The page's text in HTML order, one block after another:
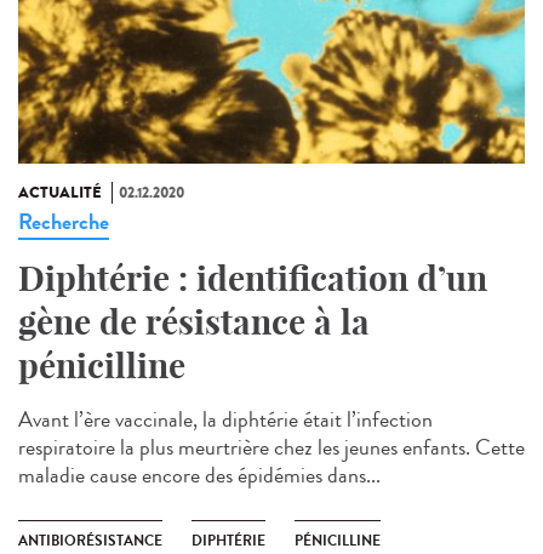
ACTUALITÉ 02.12.2020
Recherche
Diphtérie : identification d’un
gène de résistance à la
pénicilline
Avant l’ère vaccinale, la diphtérie était l’infection
respiratoire la plus meurtrière chez les jeunes enfants. Cette
maladie cause encore des épidémies dans...
ANTIBIORÉSISTANCE DIPHTÉRIE PÉNICILLINE